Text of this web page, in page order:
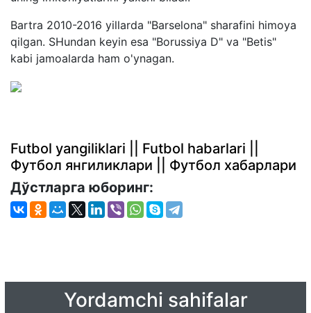
Bartra 2010-2016 yillarda "Barselona" sharafini himoya
qilgan. SHundan keyin esa "Borussiya D" va "Betis"
kabi jamoalarda ham o'ynagan.
Futbol yangiliklari || Futbol habarlari ||
Футбол янгиликлари || Футбол хабарлари
Дўстларга юборинг:
Yordamchi sahifalar